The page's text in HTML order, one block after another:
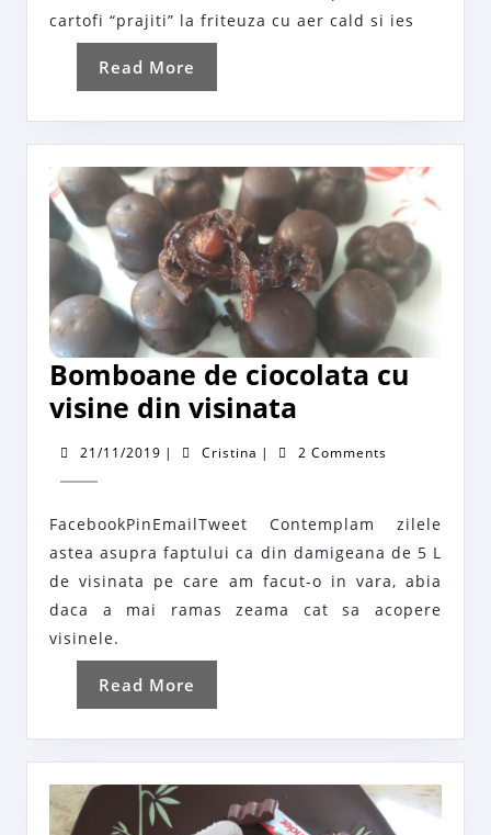
cu
aer
cald
(air
fryer)
cartofi “prajiti” la friteuza cu aer cald si ies
Read More
More
Bomboane de ciocolata cu
visine din visinata
de
visine
din
visinata
21/11/2019 21/11/2019
| Cristina Cristina
| 2 Comments
FacebookPinEmailTweet Contemplam zilele
astea asupra faptului ca din damigeana de 5 L
de visinata pe care am facut-o in vara, abia
daca a mai ramas zeama cat sa acopere
visinele.
Read More
More